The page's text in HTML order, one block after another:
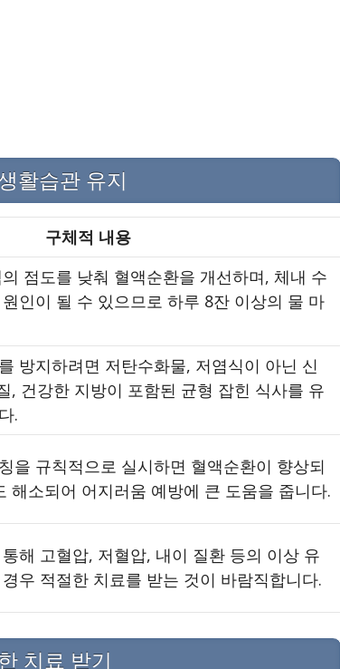
활습관 유지
구체적 내용
점도를 낮춰 혈액순환을 개선하며, 체내 수
인이 될 수 있으므로 하루 8잔 이상의 물 마
방지하려면 저탄수화물, 저염식이 아닌 신
, 건강한 지방이 포함된 균형 잡힌 식사를 유
.
을 규칙적으로 실시하면 혈액순환이 향상되
해소되어 어지러움 예방에 큰 도움을 줍니다.
해 고혈압, 저혈압, 내이 질환 등의 이상 유
우 적절한 치료를 받는 것이 바람직합니다.
치료 받기